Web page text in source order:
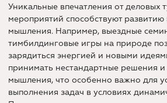
Уникальные впечатления от деловых
мероприятий способствуют развитию
мышления. Например, выездные
тимбилдинговые игры на природе
зарядиться энергией и новыми
принимать нестандартные решения и
мышления, что особенно важно для
выполнения задач в условиях